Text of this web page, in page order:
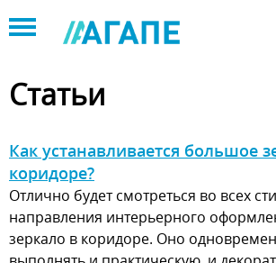
to
navigation
Статьи
Как устанавливается большое
коридоре?
Отлично будет смотреться во всех
направления интерьерного
зеркало в коридоре. Оно